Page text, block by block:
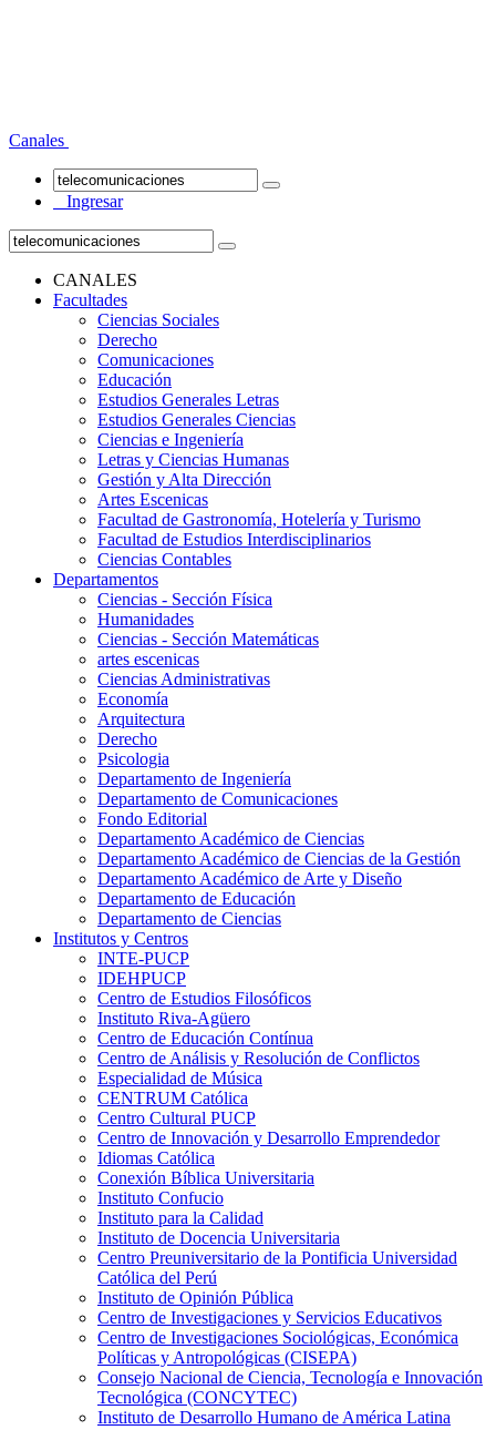
Canales
Ingresar
CANALES
Facultades
Ciencias Sociales
Derecho
Comunicaciones
Educación
Estudios Generales Letras
Estudios Generales Ciencias
Ciencias e Ingeniería
Letras y Ciencias Humanas
Gestión y Alta Dirección
Artes Escenicas
Facultad de Gastronomía, Hotelería y Turismo
Facultad de Estudios Interdisciplinarios
Ciencias Contables
Departamentos
Ciencias - Sección Física
Humanidades
Ciencias - Sección Matemáticas
artes escenicas
Ciencias Administrativas
Economía
Arquitectura
Derecho
Psicologia
Departamento de Ingeniería
Departamento de Comunicaciones
Fondo Editorial
Departamento Académico de Ciencias
Departamento Académico de Ciencias de la Gestión
Departamento Académico de Arte y Diseño
Departamento de Educación
Departamento de Ciencias
Institutos y Centros
INTE-PUCP
IDEHPUCP
Centro de Estudios Filosóficos
Instituto Riva-Agüero
Centro de Educación Contínua
Centro de Análisis y Resolución de Conflictos
Especialidad de Música
CENTRUM Católica
Centro Cultural PUCP
Centro de Innovación y Desarrollo Emprendedor
Idiomas Católica
Conexión Bíblica Universitaria
Instituto Confucio
Instituto para la Calidad
Instituto de Docencia Universitaria
Centro Preuniversitario de la Pontificia Universidad
Católica del Perú
Instituto de Opinión Pública
Centro de Investigaciones y Servicios Educativos
Centro de Investigaciones Sociológicas, Económica
Políticas y Antropológicas (CISEPA)
Consejo Nacional de Ciencia, Tecnología e Innovación
Tecnológica (CONCYTEC)
Instituto de Desarrollo Humano de América Latina